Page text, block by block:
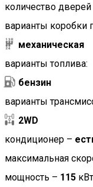
количество
варианты коробки
механическая
варианты топлива:
бензин
варианты
2WD
кондиционер –
максимальная
мощность – 115